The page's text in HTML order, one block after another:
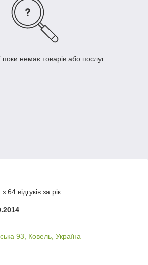
поки немає товарів або послуг
64 відгуків за рік
93, Ковель, Україна